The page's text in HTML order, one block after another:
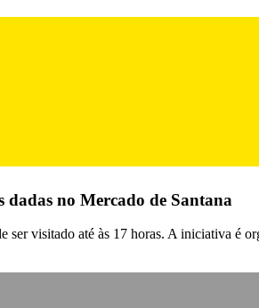
dadas no Mercado de Santana
ser visitado até às 17 horas. A iniciativa